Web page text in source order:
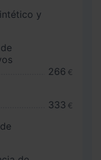
y
266 €
333 €